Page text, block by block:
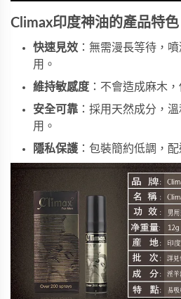
Climax印度神油的產品特色
快速見效 ：無需漫長等待，
用。
維持敏感度 ：不會造成麻木
安全可靠 ：採用天然成分，
用。
隱私保護 ：包裝簡約低調，